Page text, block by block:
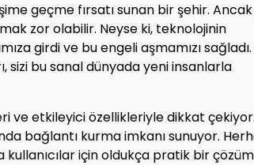
geçme fırsatı sunan bir şehir. Ancak
zor olabilir. Neyse ki, teknolojinin
girdi ve bu engeli aşmamızı sağladı.
bu sanal dünyada yeni insanlarla
ve etkileyici özellikleriyle dikkat çekiyor.
bağlantı kurma imkanı sunuyor.
için oldukça pratik bir çözüm